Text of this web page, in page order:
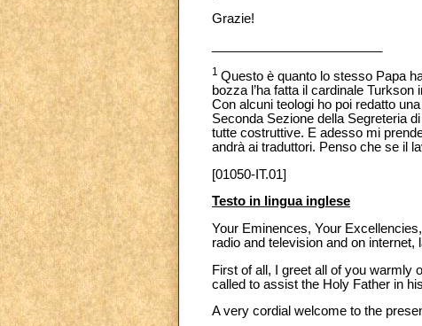
Grazie!
1 Questo è quanto lo stesso Papa
bozza l’ha fatta il cardinale
Con alcuni teologi ho poi redatto
Seconda Sezione della Segreteria
tutte costruttive. E adesso mi
andrà ai traduttori. Penso che se il
[01050-IT.01]
Testo in lingua inglese
Your Eminences, Your
radio and television and on
First of all, I greet all of you warmly
called to assist the Holy Father in
A very cordial welcome to the